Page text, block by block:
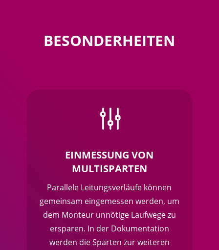
BESONDERHEITEN
g
EINMESSUNG VON
MULTISPARTEN
Parallele Leitungsverläufe können
gemeinsam eingemessen werden, um
dem Monteur unnötige Laufwege zu
ersparen. In der Dokumentation
werden die Sparten zur weiteren